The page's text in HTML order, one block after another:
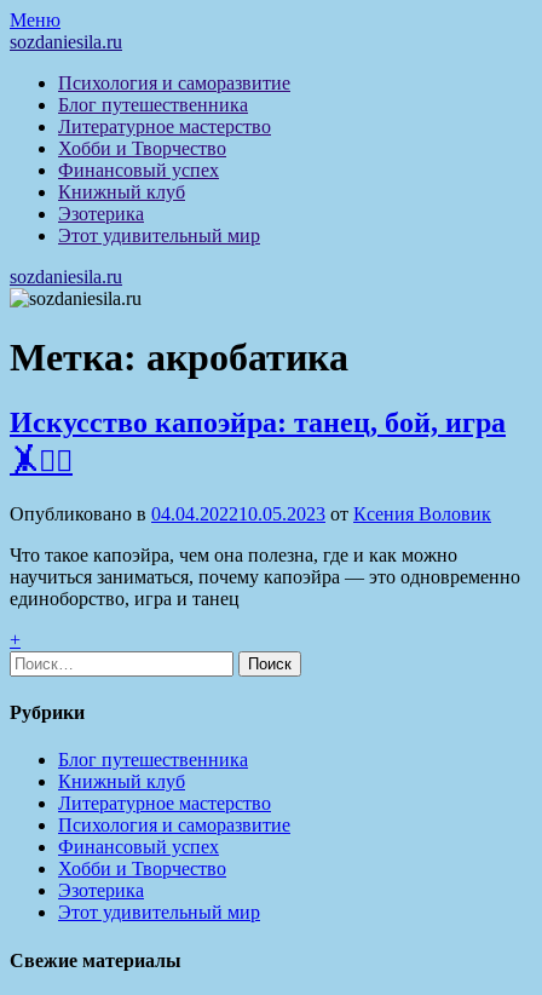
Перейти
к
Меню
sozdaniesila.ru
Психология и саморазвитие
Блог путешественника
Литературное мастерство
Хобби и Творчество
Финансовый успех
Книжный клуб
Эзотерика
Этот удивительный мир
sozdaniesila.ru
Метка: акробатика
Искусство капоэйра: танец, бой, игра
🤸🤸‍♂️
Опубликовано в 04.04.202210.05.2023 от Ксения Воловик
Что такое капоэйра, чем она полезна, где и как можно
научиться заниматься, почему капоэйра — это одновременно
единоборство, игра и танец
+
Найти:
Рубрики
Блог путешественника
Книжный клуб
Литературное мастерство
Психология и саморазвитие
Финансовый успех
Хобби и Творчество
Эзотерика
Этот удивительный мир
Свежие материалы